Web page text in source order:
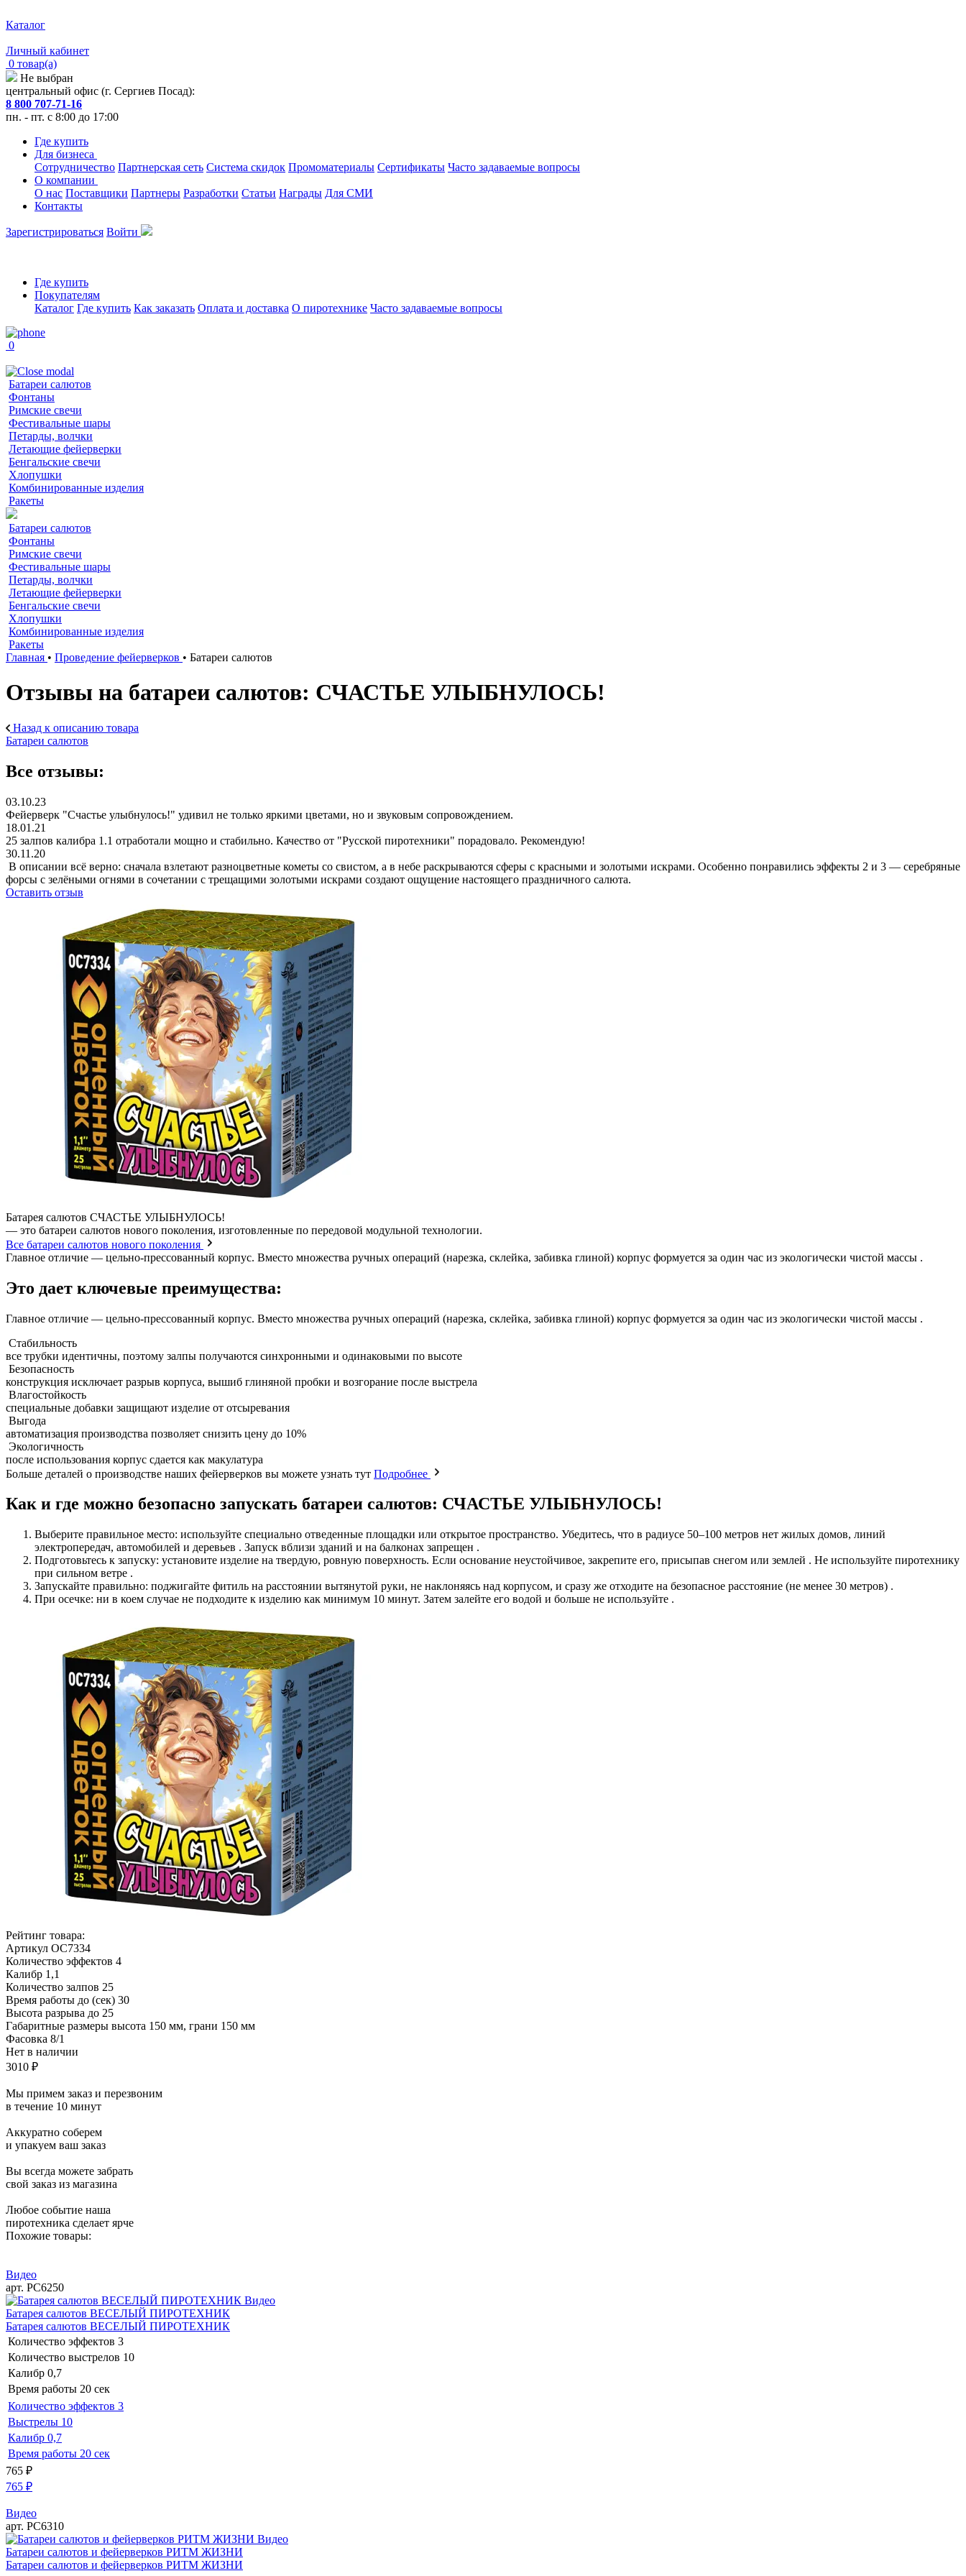
Каталог
Личный кабинет
0 товар(а)
Не выбран
центральный офис (г. Сергиев Посад):
8 800 707-71-16
пн. - пт. с 8:00 до 17:00
Где купить
Для бизнеса
Сотрудничество Партнерская сеть Система скидок Промоматериалы Сертификаты Часто задаваемые вопросы
О компании
О нас Поставщики Партнеры Разработки Статьи Награды Для СМИ
Контакты
Зарегистрироваться Войти
Где купить
Покупателям
Каталог Где купить Как заказать Оплата и доставка О пиротехнике Часто задаваемые вопросы
0
Батареи салютов
Фонтаны
Римские свечи
Фестивальные шары
Петарды, волчки
Летающие фейерверки
Бенгальские свечи
Хлопушки
Комбинированные изделия
Ракеты
Батареи салютов
Фонтаны
Римские свечи
Фестивальные шары
Петарды, волчки
Летающие фейерверки
Бенгальские свечи
Хлопушки
Комбинированные изделия
Ракеты
Главная • Проведение фейерверков • Батареи салютов
Отзывы на батареи салютов: СЧАСТЬЕ УЛЫБНУЛОСЬ!
Назад к описанию товара
Батареи салютов
Все отзывы:
03.10.23
Фейерверк "Счастье улыбнулось!" удивил не только яркими цветами, но и звуковым сопровождением.
18.01.21
25 залпов калибра 1.1 отработали мощно и стабильно. Качество от "Русской пиротехники" порадовало. Рекомендую!
30.11.20
В описании всё верно: сначала взлетают разноцветные кометы со свистом, а в небе раскрываются сферы с красными и золотыми искрами. Особенно понравились эффекты 2 и 3 — серебряные
форсы с зелёными огнями в сочетании с трещащими золотыми искрами создают ощущение настоящего праздничного салюта.
Оставить отзыв
Батарея салютов СЧАСТЬЕ УЛЫБНУЛОСЬ!
— это батареи салютов нового поколения, изготовленные по передовой модульной технологии.
Все батареи салютов нового поколения
Главное отличие — цельно-прессованный корпус. Вместо множества ручных операций (нарезка, склейка, забивка глиной) корпус формуется за один час из экологически чистой массы .
Это дает ключевые преимущества:
Главное отличие — цельно-прессованный корпус. Вместо множества ручных операций (нарезка, склейка, забивка глиной) корпус формуется за один час из экологически чистой массы .
Стабильность
все трубки идентичны, поэтому залпы получаются синхронными и одинаковыми по высоте
Безопасность
конструкция исключает разрыв корпуса, вышиб глиняной пробки и возгорание после выстрела
Влагостойкость
специальные добавки защищают изделие от отсыревания
Выгода
автоматизация производства позволяет снизить цену до 10%
Экологичность
после использования корпус сдается как макулатура
Больше деталей о производстве наших фейерверков вы можете узнать тут Подробнее
Как и где можно безопасно запускать батареи салютов: СЧАСТЬЕ УЛЫБНУЛОСЬ!
Выберите правильное место: используйте специально отведенные площадки или открытое пространство. Убедитесь, что в радиусе 50–100 метров нет жилых домов, линий
электропередач, автомобилей и деревьев . Запуск вблизи зданий и на балконах запрещен .
Подготовьтесь к запуску: установите изделие на твердую, ровную поверхность. Если основание неустойчивое, закрепите его, присыпав снегом или землей . Не используйте пиротехнику
при сильном ветре .
Запускайте правильно: поджигайте фитиль на расстоянии вытянутой руки, не наклоняясь над корпусом, и сразу же отходите на безопасное расстояние (не менее 30 метров) .
При осечке: ни в коем случае не подходите к изделию как минимум 10 минут. Затем залейте его водой и больше не используйте .
Рейтинг товара:
Артикул ОС7334
Количество эффектов 4
Калибр 1,1
Количество залпов 25
Время работы до (сек) 30
Высота разрыва до 25
Габаритные размеры высота 150 мм, грани 150 мм
Фасовка 8/1
Нет в наличии
3010 ₽
Мы примем заказ и перезвоним
в течение 10 минут
Аккуратно соберем
и упакуем ваш заказ
Вы всегда можете забрать
свой заказ из магазина
Любое событие наша
пиротехника сделает ярче
Похожие товары:
Видео
арт. РС6250
Видео
Батарея салютов ВЕСЕЛЫЙ ПИРОТЕХНИК
Батарея салютов ВЕСЕЛЫЙ ПИРОТЕХНИК
Количество эффектов 3
Количество выстрелов 10
Калибр 0,7
Время работы 20 сек
Количество эффектов 3
Выстрелы 10
Калибр 0,7
Время работы 20 сек
765 ₽
765 ₽
Видео
арт. РС6310
Видео
Батареи салютов и фейерверков РИТМ ЖИЗНИ
Батареи салютов и фейерверков РИТМ ЖИЗНИ